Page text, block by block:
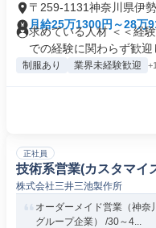
〒259-1131神奈川県伊
月給25万1300円～28万
求めている人材 ＜＜経
での経験に関わらず歓迎
制服あり 業界未経験歓迎
正社員
技術系営業(カスタマイ
株式会社三井三池製作所
オーダーメイド営業（神
グループ企業） /30～4...